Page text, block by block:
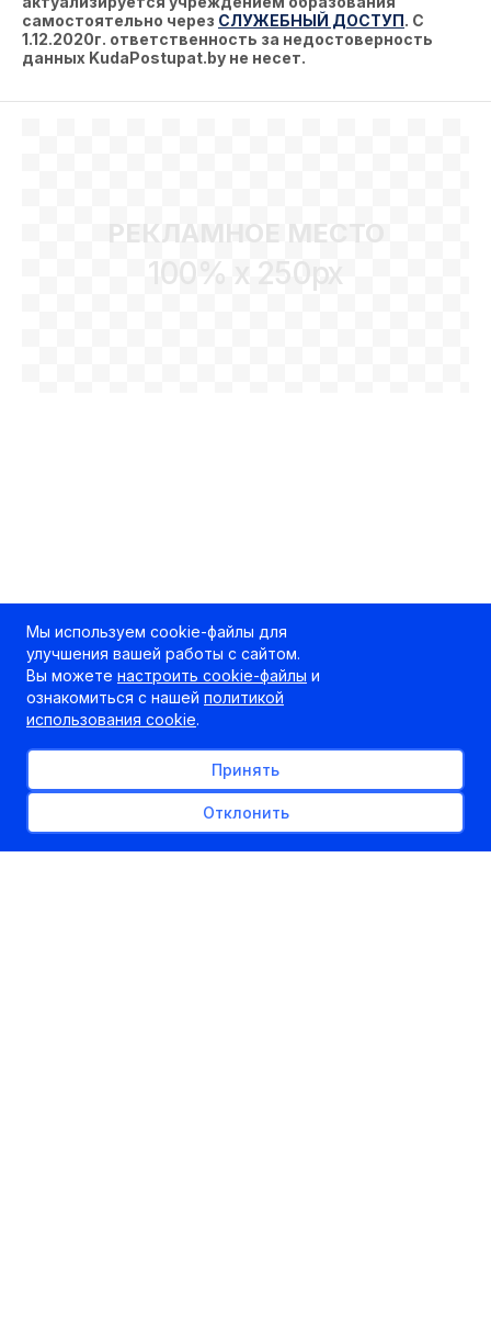
самостоятельно через СЛУЖЕБНЫЙ ДОСТУП. С
1.12.2020г. ответственность за недостоверность
данных KudaPostupat.by не несет.
РЕКЛАМНОЕ МЕСТО
100% x 250px
Мы используем cookie-файлы для
улучшения вашей работы с сайтом.
Вы можете настроить cookie-файлы и
ознакомиться с нашей политикой
использования cookie.
Принять
Отклонить